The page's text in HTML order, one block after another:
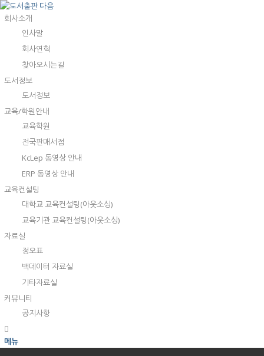
회사소개
인사말
회사연혁
찾아오시는길
도서정보
도서정보
교육/학원안내
교육학원
전국판매서점
KcLep 동영상 안내
ERP 동영상 안내
교육컨설팅
대학교 교육컨설팅(아웃소싱)
교육기관 교육컨설팅(아웃소싱)
자료실
정오표
백데이터 자료실
기타자료실
커뮤니티
공지사항
메뉴